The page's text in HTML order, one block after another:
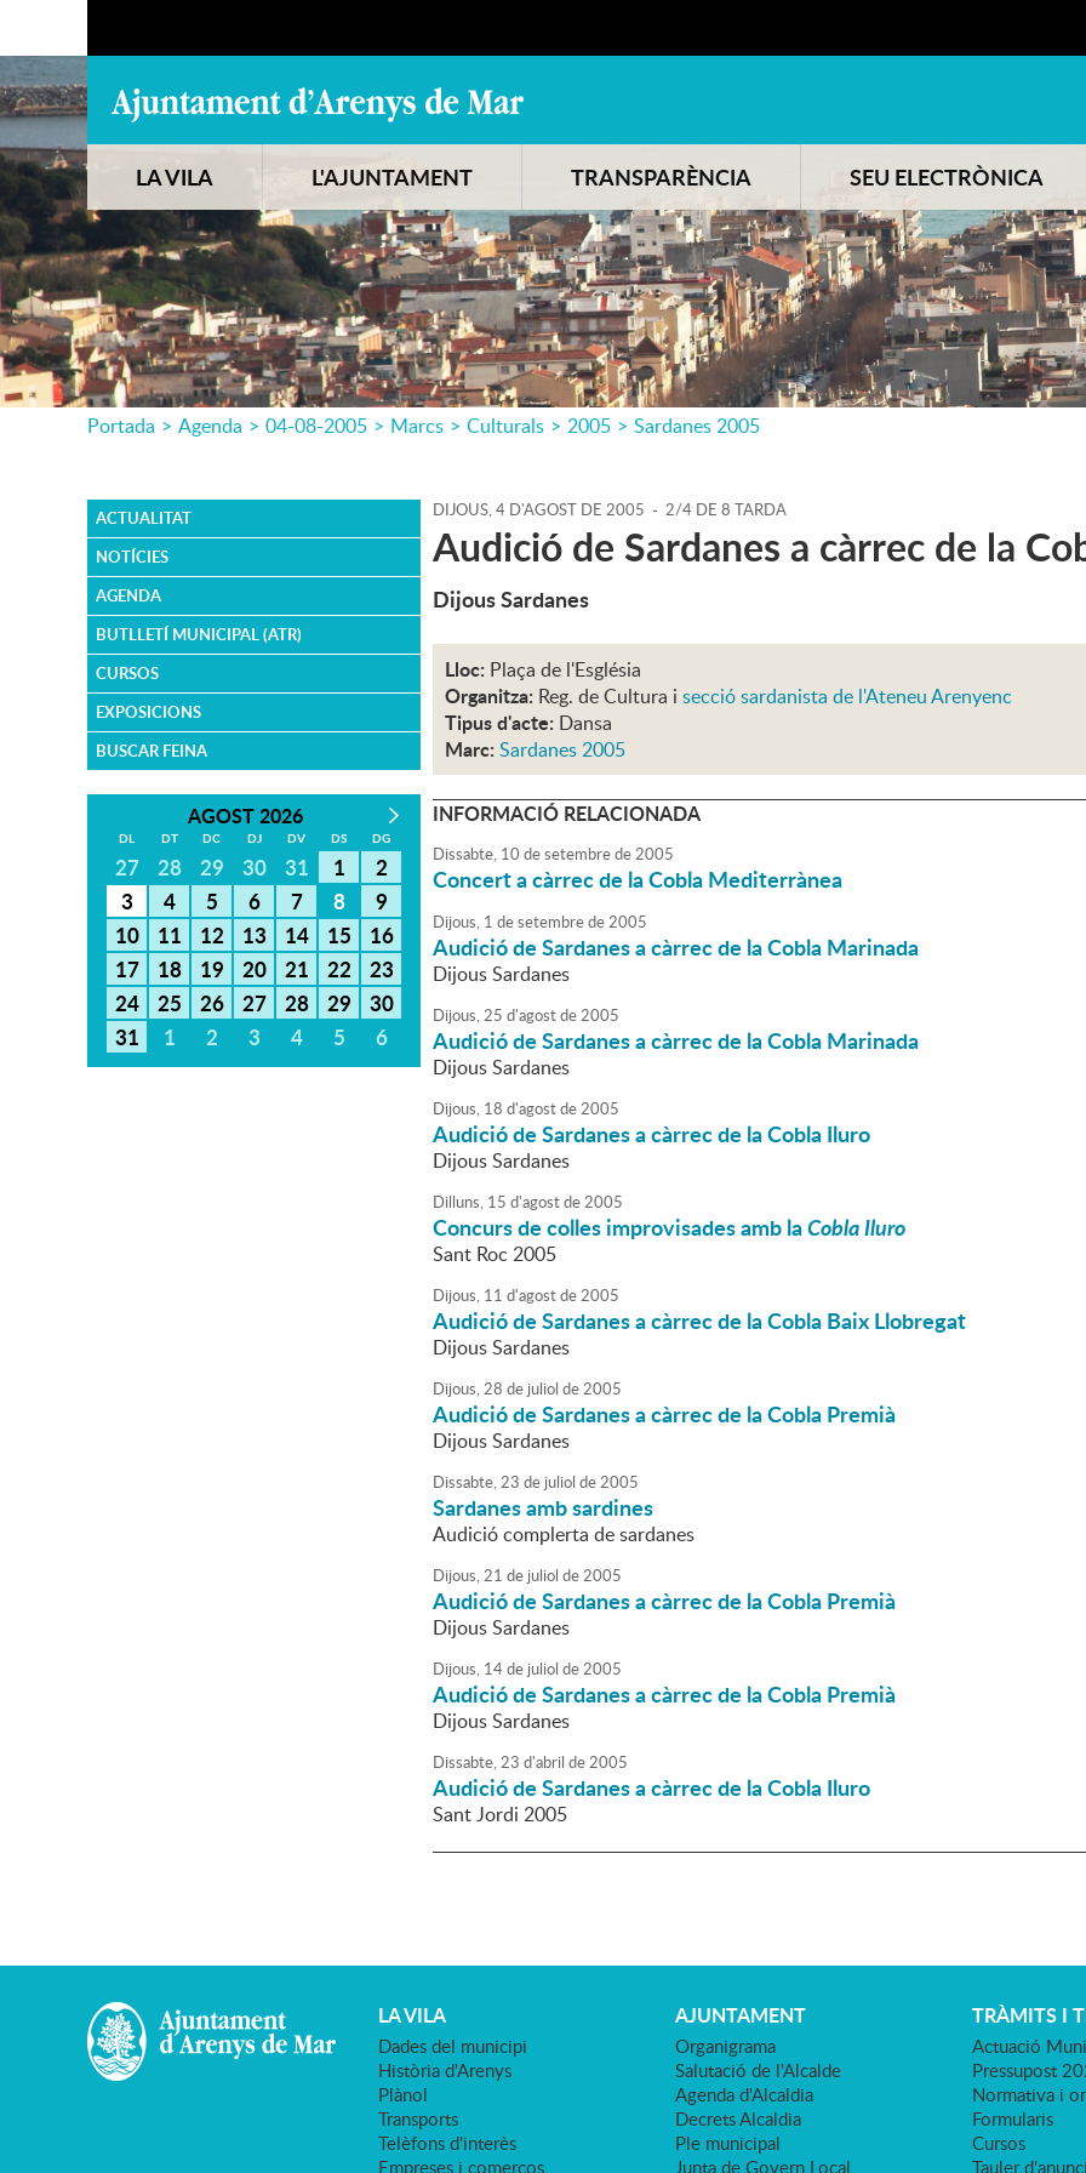
LA VILA L'AJUNTAMENT TRANSPARÈNCIA SEU ELECTRÒNICA
Portada > Agenda > 04-08-2005 > Marcs > Culturals > 2005 > Sardanes 2005
ACTUALITAT
NOTÍCIES
AGENDA
BUTLLETÍ MUNICIPAL (ATR)
CURSOS
EXPOSICIONS
BUSCAR FEINA
AGOST 2026
DL DT DC DJ DV DS DG
27 28 29 30 31 1
2
3
4 5 6 7 8
9
10
11 12 13 14 15
16
17
18 19 20 21 22
23
24
25 26 27 28 29
30
31
1 2 3 4 5 6
DIJOUS,4 D'AGOST DE 2005 - 2/4 DE 8 TARDA
Audició de Sardanes a càrrec de la
Dijous Sardanes
Lloc: Plaça de l'Església
Organitza: Reg. de Cultura i secció sardanista de l'Ateneu Arenyenc
Tipus d'acte: Dansa
Marc: Sardanes 2005
INFORMACIÓ RELACIONADA
Dissabte, 10 desetembrede2005
Concert a càrrec de la Cobla Mediterrànea
Dijous, 1 desetembrede2005
Audició de Sardanes a càrrec de la Cobla Marinada
Dijous Sardanes
Dijous,25 d'agostde2005
Audició de Sardanes a càrrec de la Cobla Marinada
Dijous Sardanes
Dijous, 18 d'agostde2005
Audició de Sardanes a càrrec de la Cobla Iluro
Dijous Sardanes
Dilluns, 15 d'agostde2005
Concurs de colles improvisades amb laCobla Iluro
Sant Roc 2005
Dijous, 11 d'agostde2005
Audició de Sardanes a càrrec de la Cobla Baix Llobregat
Dijous Sardanes
Dijous,28 de juliol de2005
Audició de Sardanes a càrrec de la Cobla Premià
Dijous Sardanes
Dissabte,23 de juliol de2005
Sardanes amb sardines
Audició complerta de sardanes
Dijous,21 de juliol de2005
Audició de Sardanes a càrrec de la Cobla Premià
Dijous Sardanes
Dijous, 14de juliol de2005
Audició de Sardanes a càrrec de la Cobla Premià
Dijous Sardanes
Dissabte,23 d'abril de2005
Audició de Sardanes a càrrec de la Cobla Iluro
Sant Jordi 2005
LA VILA
Dades del municipi
Història d'Arenys
Plànol
Transports
Telèfons d'interès
Empreses i comerços
AJUNTAMENT
Organigrama
Salutació de l'Alcalde
Agenda d'Alcaldia
Decrets Alcaldia
Ple municipal
Junta de Govern Local
TRÀMITS I
Actuació
Pressupost
Normativa i
Formularis
Cursos
Tauler